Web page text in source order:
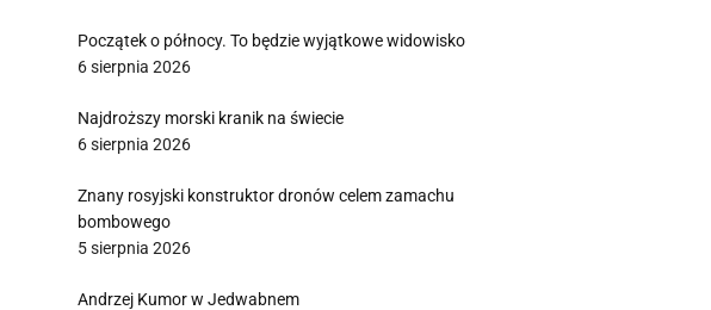
Początek o północy. To będzie wyjątkowe widowisko
6 sierpnia 2026
Najdroższy morski kranik na świecie
6 sierpnia 2026
Znany rosyjski konstruktor dronów celem zamachu
bombowego
5 sierpnia 2026
Andrzej Kumor w Jedwabnem